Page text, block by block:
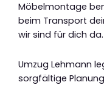
Möbelmontage
beim Transport
wir sind für dich da.
Umzug Lehmann
sorgfältige